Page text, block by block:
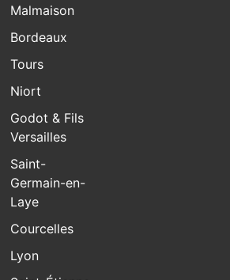
Malmaison
Bordeaux
Tours
Niort
Godot & Fils
Versailles
Saint-
Germain-en-
Laye
Courcelles
Lyon